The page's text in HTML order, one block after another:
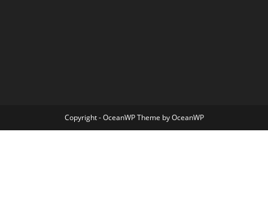
Copyright - OceanWP Theme by OceanWP